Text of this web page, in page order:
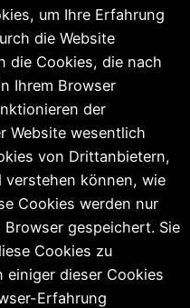
um Ihre Erfahrung
die Website
die Cookies, die nach
Ihrem Browser
der
Website wesentlich
von Drittanbietern,
verstehen können, wie
Cookies werden nur
gespeichert. Sie
Cookies zu
einiger dieser Cookies
Erfahrung